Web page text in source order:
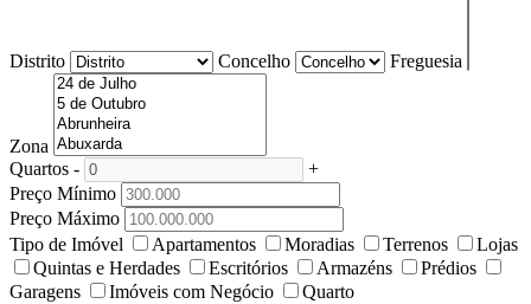
Distrito Concelho Freguesia
Zona
Quartos -
+
Preço Mínimo
Preço Máximo
Tipo de Imóvel
Apartamentos Moradias Terrenos
Lojas
Quintas e Herdades
Escritórios Armazéns
Prédios
Garagens
Imóveis com Negócio
Quarto